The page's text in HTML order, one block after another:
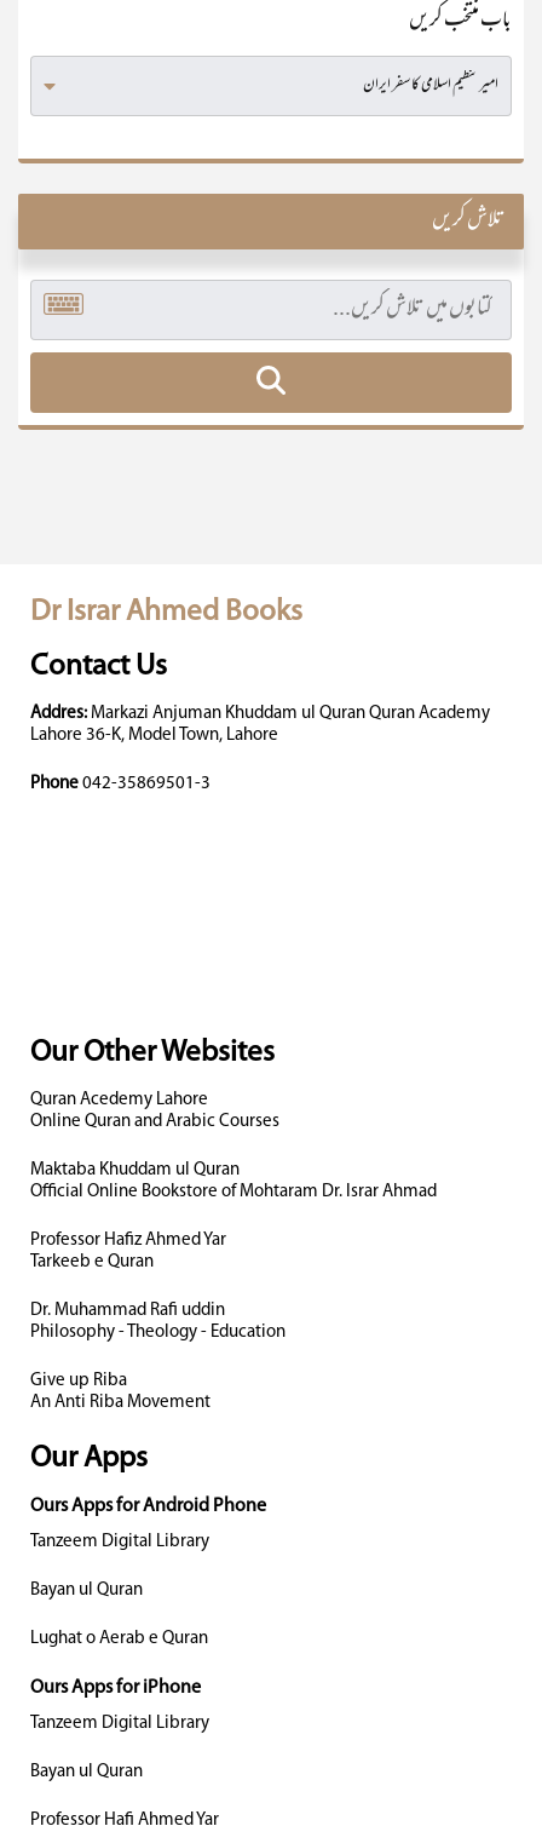
باب منتخب کریں
تلاش کریں
Dr Israr Ahmed Books
Contact Us
Addres: Markazi Anjuman Khuddam ul Quran Quran Academy
Lahore 36-K, Model Town, Lahore
Phone 042-35869501-3
Our Other Websites
Quran Acedemy Lahore
Online Quran and Arabic Courses
Maktaba Khuddam ul Quran
Official Online Bookstore of Mohtaram Dr. Israr Ahmad
Professor Hafiz Ahmed Yar
Tarkeeb e Quran
Dr. Muhammad Rafi uddin
Philosophy - Theology - Education
Give up Riba
An Anti Riba Movement
Our Apps
Ours Apps for Android Phone
Tanzeem Digital Library
Bayan ul Quran
Lughat o Aerab e Quran
Ours Apps for iPhone
Tanzeem Digital Library
Bayan ul Quran
Professor Hafi Ahmed Yar